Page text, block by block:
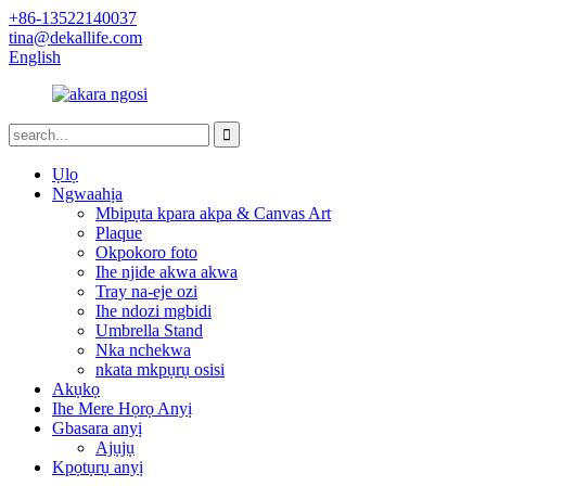
+86-13522140037
tina@dekallife.com
English
Ụlọ
Ngwaahịa
Mbipụta kpara akpa & Canvas Art
Plaque
Okpokoro foto
Ihe njide akwa akwa
Tray na-eje ozi
Ihe ndozi mgbidi
Umbrella Stand
Nka nchekwa
nkata mkpụrụ osisi
Akụkọ
Ihe Mere Họrọ Anyị
Gbasara anyị
Ajụjụ
Kpọtụrụ anyị